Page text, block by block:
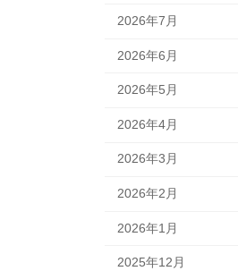
2026年7月
2026年6月
2026年5月
2026年4月
2026年3月
2026年2月
2026年1月
2025年12月